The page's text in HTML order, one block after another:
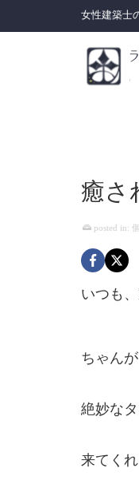
女性建築士
癒さ
posted in:
いつも
ちゃん
絶妙な
来てくれ